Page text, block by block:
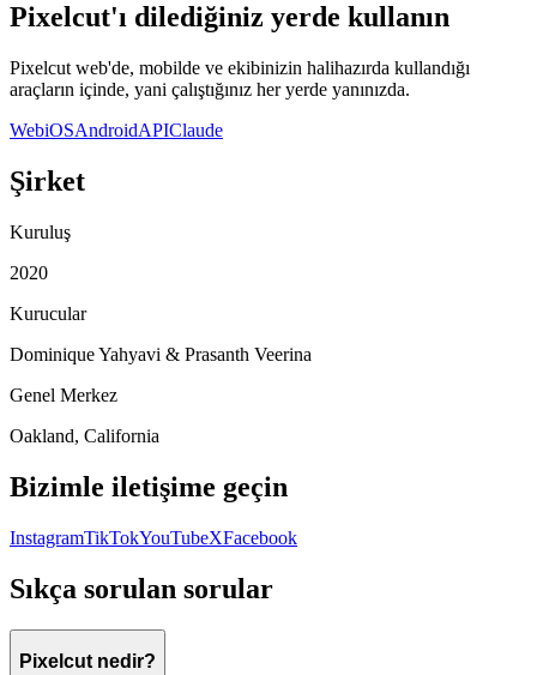
Pixelcut'ı dilediğiniz yerde kullanın
Pixelcut web'de, mobilde ve ekibinizin halihazırda kullandığı
araçların içinde, yani çalıştığınız her yerde yanınızda.
WebiOSAndroidAPIClaude
Şirket
Kuruluş
2020
Kurucular
Dominique Yahyavi & Prasanth Veerina
Genel Merkez
Oakland, California
Bizimle iletişime geçin
InstagramTikTokYouTubeXFacebook
Sıkça sorulan sorular
Pixelcut nedir?